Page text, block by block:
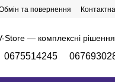
та повернення
Store — комплексні
0675514245